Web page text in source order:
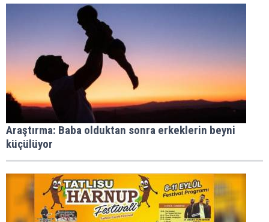
Araştırma: Baba olduktan sonra erkeklerin beyni
küçülüyor